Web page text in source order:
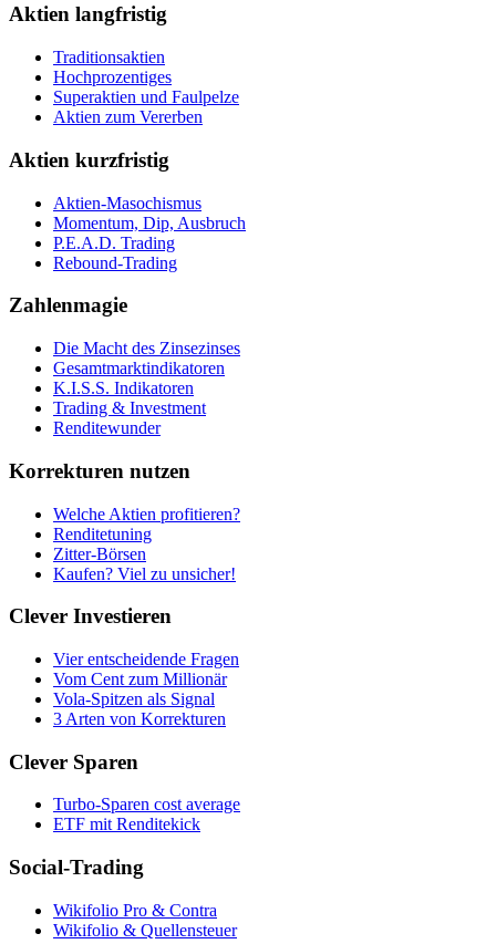
Aktien langfristig
Traditionsaktien
Hochprozentiges
Superaktien und Faulpelze
Aktien zum Vererben
Aktien kurzfristig
Aktien-Masochismus
Momentum, Dip, Ausbruch
P.E.A.D. Trading
Rebound-Trading
Zahlenmagie
Die Macht des Zinsezinses
Gesamtmarktindikatoren
K.I.S.S. Indikatoren
Trading & Investment
Renditewunder
Korrekturen nutzen
Welche Aktien profitieren?
Renditetuning
Zitter-Börsen
Kaufen? Viel zu unsicher!
Clever Investieren
Vier entscheidende Fragen
Vom Cent zum Millionär
Vola-Spitzen als Signal
3 Arten von Korrekturen
Clever Sparen
Turbo-Sparen cost average
ETF mit Renditekick
Social-Trading
Wikifolio Pro & Contra
Wikifolio & Quellensteuer